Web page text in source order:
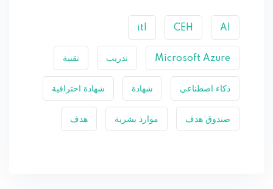
AI
CEH
itl
Microsoft Azure تدريب تقنية
ذكاء اصطناعي شهادة شهادة احترافية
صندوق هدف موارد بشرية هدف